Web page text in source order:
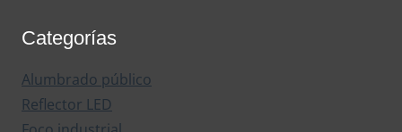
Categorías
Alumbrado público
Reflector LED